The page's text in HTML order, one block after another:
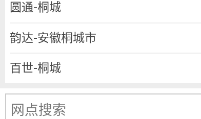
圆通-桐城
韵达-安徽桐城市
百世-桐城
EMS-桐城市